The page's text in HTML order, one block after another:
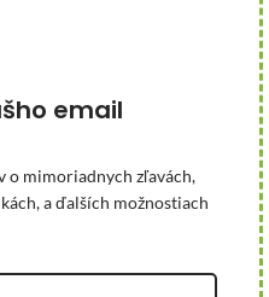
email
o mimoriadnych zľavách,
a ďalších možnostiach